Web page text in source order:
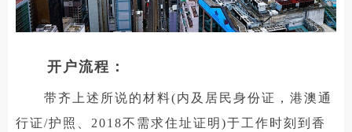
开户流程：
带齐上述所说的材料(内及居民身份证，港澳通
行证/护照、2018不需求住址证明)于工作时刻到香